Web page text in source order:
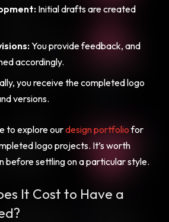
Initial drafts are created
You provide feedback, and
accordingly.
you receive the completed logo
versions.
to explore ourdesign portfoliofor
logo projects. It’s worth
before settling on a particular style.
It Cost to Have a